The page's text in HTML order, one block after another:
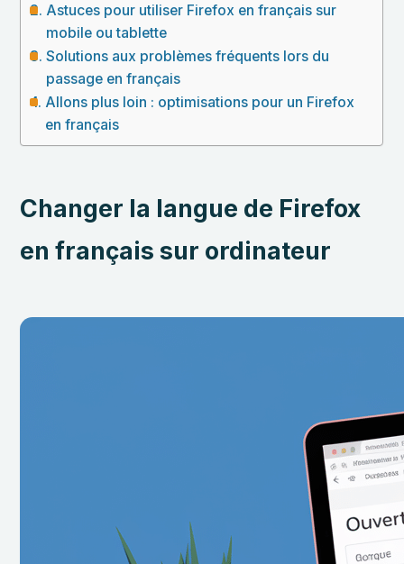
Astuces pour utiliser Firefox en français sur
mobile ou tablette
Solutions aux problèmes fréquents lors du
passage en français
Allons plus loin : optimisations pour un Firefox
en français
Changer la langue de Firefox
en français sur ordinateur